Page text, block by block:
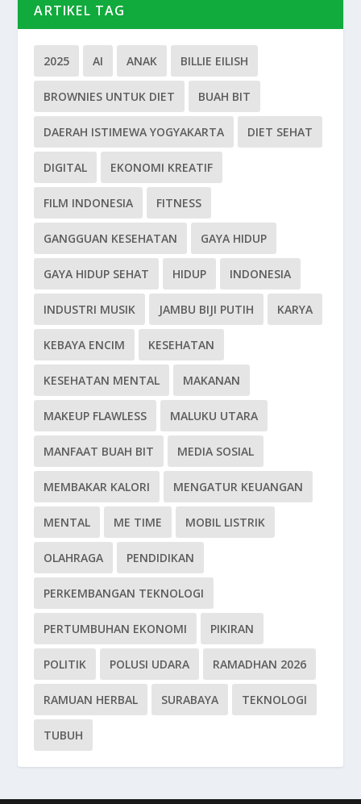
ARTIKEL TAG
2025 AI ANAK BILLIE EILISH
BROWNIES UNTUK DIET BUAH BIT
DAERAH ISTIMEWA YOGYAKARTA DIET SEHAT
DIGITAL EKONOMI KREATIF
FILM INDONESIA FITNESS
GANGGUAN KESEHATAN GAYA HIDUP
GAYA HIDUP SEHAT HIDUP INDONESIA
INDUSTRI MUSIK JAMBU BIJI PUTIH KARYA
KEBAYA ENCIM KESEHATAN
KESEHATAN MENTAL MAKANAN
MAKEUP FLAWLESS MALUKU UTARA
MANFAAT BUAH BIT MEDIA SOSIAL
MEMBAKAR KALORI MENGATUR KEUANGAN
MENTAL ME TIME MOBIL LISTRIK
OLAHRAGA PENDIDIKAN
PERKEMBANGAN TEKNOLOGI
PERTUMBUHAN EKONOMI PIKIRAN
POLITIK POLUSI UDARA RAMADHAN 2026
RAMUAN HERBAL SURABAYA TEKNOLOGI
TUBUH